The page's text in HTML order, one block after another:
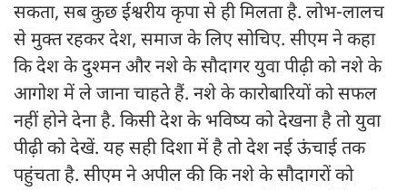
सकता, सब कुछ ईश्वरीय कृपा से ही मिलता है. लोभ-लालच
से मुक्त रहकर देश, समाज के लिए सोचिए. सीएम ने कहा
कि देश के दुश्मन और नशे के सौदागर युवा पीढ़ी को नशे के
आगोश में ले जाना चाहते हैं. नशे के कारोबारियों को सफल
नहीं होने देना है. किसी देश के भविष्य को देखना है तो युवा
पीढ़ी को देखें. यह सही दिशा में है तो देश नई ऊंचाई तक
पहुंचता है. सीएम ने अपील की कि नशे के सौदागरों को